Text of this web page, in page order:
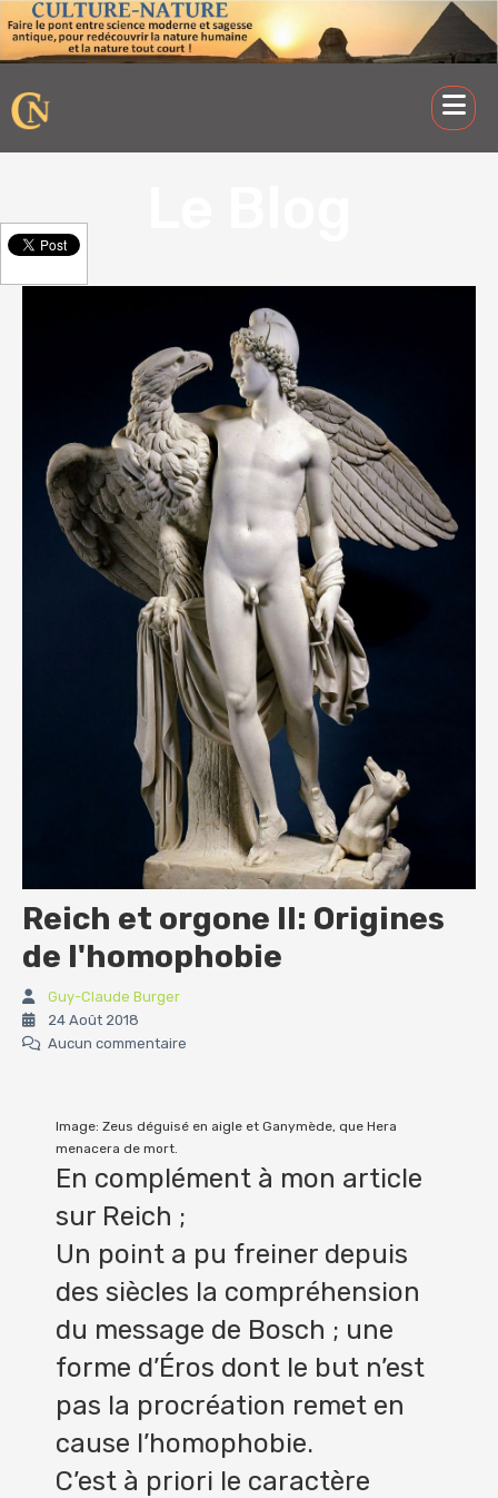
Reich et orgone II: Origines
de l'homophobie
Guy-Claude Burger
24 Août 2018
Aucun commentaire
Image: Zeus déguisé en aigle et Ganymède, que Hera
menacera de mort.
En complément à mon article
sur Reich ;
Un point a pu freiner depuis
des siècles la compréhension
du message de Bosch ; une
forme d’Éros dont le but n’est
pas la procréation remet en
cause l’homophobie.
C’est à priori le caractère